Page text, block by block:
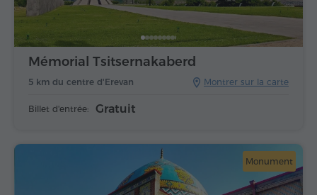
Montrer sur la carte
5 km du centre d'Erevan
Mémorial Tsitsernakaberd
Billet d'entrée: Gratuit
Monument